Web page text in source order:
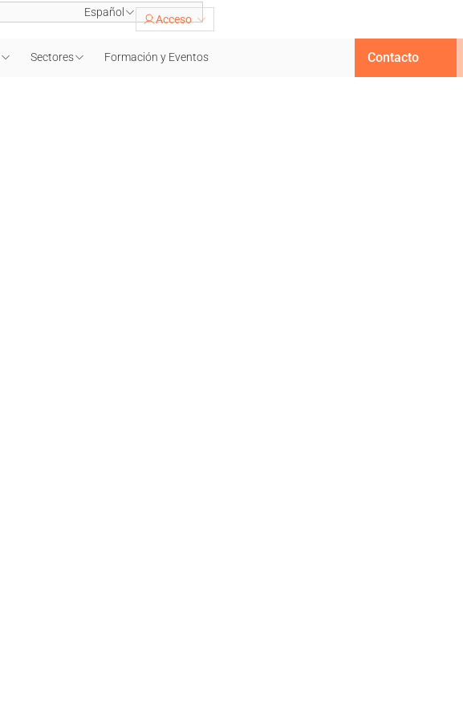
Español
Acceso
Sectores Formación y Eventos Contacto